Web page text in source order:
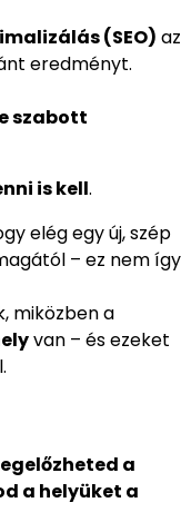
(SEO) az
eredményt.
szabott
is kell.
elég egy új, szép
– ez nem így
miközben a
van – és ezeket
a
a helyüket a